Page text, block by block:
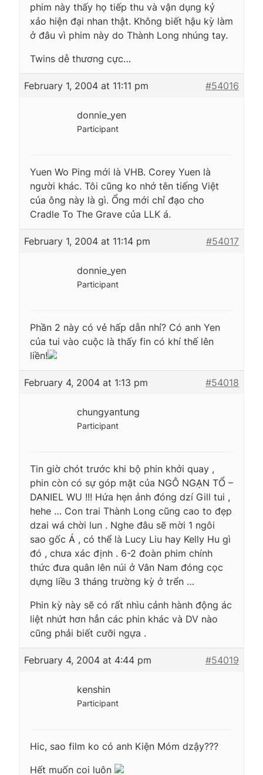
phim này thấy họ tiếp thu và vận dụng kỷ
xảo hiện đại nhan thật. Không biết hậu kỳ làm
ở đâu vì phim này do Thành Long nhúng tay.
Twins dễ thương cực…
February 1, 2004 at 11:11 pm #54016
donnie_yen
Participant
Yuen Wo Ping mới là VHB. Corey Yuen là
người khác. Tôi cũng ko nhớ tên tiếng Việt
của ông này là gì. Ổng mới chỉ đạo cho
Cradle To The Grave của LLK á.
February 1, 2004 at 11:14 pm #54017
donnie_yen
Participant
Phần 2 này có vẻ hấp dẫn nhỉ? Có anh Yen
của tui vào cuộc là thấy fin có khí thế lên
liền!
February 4, 2004 at 1:13 pm #54018
chungyantung
Participant
Tin giờ chót trước khi bộ phin khởi quay ,
phin còn có sự góp mặt của NGÔ NGẠN TỔ –
DANIEL WU !!! Hứa hẹn ảnh đóng dzí Gill tui ,
hehe … Con trai Thành Long cũng cao to đẹp
dzai wá chời lun . Nghe đâu sẽ mời 1 ngôi
sao gốc Á , có thể là Lucy Liu hay Kelly Hu gì
đó , chưa xác định . 6-2 đoàn phim chính
thức đưa quân lên núi ở Vân Nam đóng cọc
dựng liều 3 tháng trường kỳ ở trển …
Phin kỳ này sẽ có rất nhìu cảnh hành động ác
liệt nhứt hơn hẳn các phin khác và DV nào
cũng phải biết cưỡi ngựa .
February 4, 2004 at 4:44 pm #54019
kenshin
Participant
Hic, sao film ko có anh Kiện Móm dzậy???
Hết muốn coi luôn